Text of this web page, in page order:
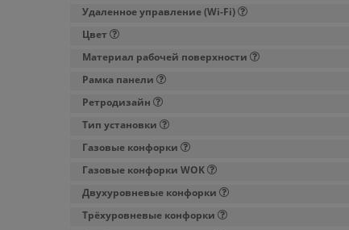
Удаленное управление (Wi-Fi)
Цвет
Материал рабочей поверхности
Рамка панели
Ретродизайн
Тип установки
Газовые конфорки
Газовые конфорки WOK
Двухуровневые конфорки
Трёхуровневые конфорки